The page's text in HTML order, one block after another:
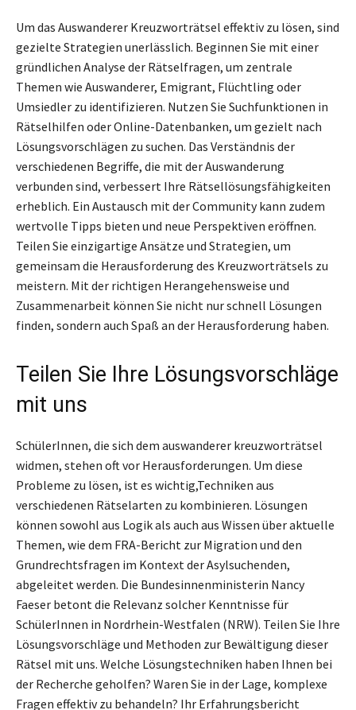
Um das Auswanderer Kreuzworträtsel effektiv zu lösen, sind
gezielte Strategien unerlässlich. Beginnen Sie mit einer
gründlichen Analyse der Rätselfragen, um zentrale
Themen wie Auswanderer, Emigrant, Flüchtling oder
Umsiedler zu identifizieren. Nutzen Sie Suchfunktionen in
Rätselhilfen oder Online-Datenbanken, um gezielt nach
Lösungsvorschlägen zu suchen. Das Verständnis der
verschiedenen Begriffe, die mit der Auswanderung
verbunden sind, verbessert Ihre Rätsellösungsfähigkeiten
erheblich. Ein Austausch mit der Community kann zudem
wertvolle Tipps bieten und neue Perspektiven eröffnen.
Teilen Sie einzigartige Ansätze und Strategien, um
gemeinsam die Herausforderung des Kreuzworträtsels zu
meistern. Mit der richtigen Herangehensweise und
Zusammenarbeit können Sie nicht nur schnell Lösungen
finden, sondern auch Spaß an der Herausforderung haben.
Teilen Sie Ihre Lösungsvorschläge
mit uns
SchülerInnen, die sich dem auswanderer kreuzworträtsel
widmen, stehen oft vor Herausforderungen. Um diese
Probleme zu lösen, ist es wichtig,Techniken aus
verschiedenen Rätselarten zu kombinieren. Lösungen
können sowohl aus Logik als auch aus Wissen über aktuelle
Themen, wie dem FRA-Bericht zur Migration und den
Grundrechtsfragen im Kontext der Asylsuchenden,
abgeleitet werden. Die Bundesinnenministerin Nancy
Faeser betont die Relevanz solcher Kenntnisse für
SchülerInnen in Nordrhein-Westfalen (NRW). Teilen Sie Ihre
Lösungsvorschläge und Methoden zur Bewältigung dieser
Rätsel mit uns. Welche Lösungstechniken haben Ihnen bei
der Recherche geholfen? Waren Sie in der Lage, komplexe
Fragen effektiv zu behandeln? Ihr Erfahrungsbericht